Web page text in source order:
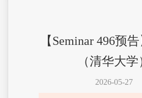
【Seminar 496预
（清华大学
2026-05-27